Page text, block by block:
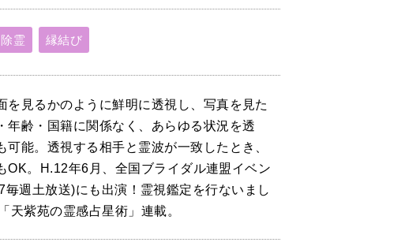
除霊 縁結び
見るかのように鮮明に透視し、写真を見た
齢・国籍に関係なく、あらゆる状況を透
能。透視する相手と霊波が一致したとき、
OK。H.12年6月、全国ブライダル連盟イベン
週土放送)にも出演！霊視鑑定を行ないまし
紫苑の霊感占星術」連載。